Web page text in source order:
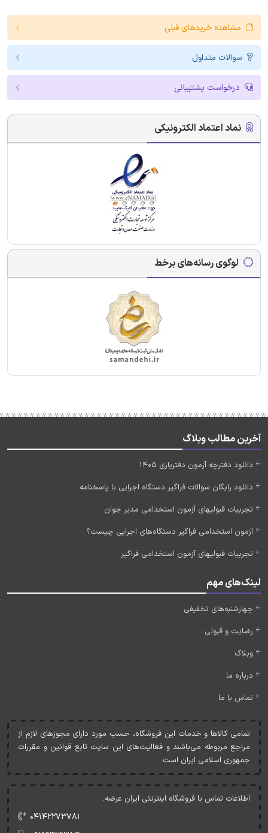
مشاهده خریدهای قبلی
سوالات متداول
درخواست پشتیبانی
نماد اعتماد الکترونیکی
لوگوی رسانه‌های برخط
آخرین مطالب وبلاگ
دانلود دفترچه آزمون دفتریاری 1405
دانلود رایگان سوالات فراگیر دستگاه اجرایی با پاسخنامه
تجربیات قبولیهای آزمون استخدامی مدیر جوان
آزمون استخدامی فراگیر دستگاه‌های اجرایی چیست؟
تجربیات قبولیهای آزمون استخدامی فراگیر
لینک‌های مهم
چهارشنبه‌های تخفیفی
رضایت و قبولی
وبلاگ
درباره ما
تماس با ما
تمامی کالاها و خدمات اين فروشگاه، حسب مورد دارای مجوزهای لازم از
مراجع مربوطه می‌باشند و فعاليت‌های اين سايت تابع قوانين و مقررات
جمهوری اسلامی ايران است.
اطلاعات تماس با فروشگاه اینترنتی ایران عرضه:
۰۴۱۴۲۲۷۳۷۸۱